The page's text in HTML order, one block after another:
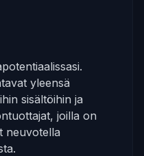
yleensä
sisältöihin ja
joilla on
neuvotella